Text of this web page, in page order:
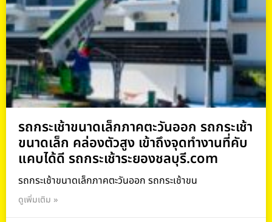
รถกระเช้าขนาดเล็กภาคตะวันออก รถกระเช้า
ขนาดเล็ก คล่องตัวสูง เข้าถึงจุดทำงานที่คับ
แคบได้ดี รถกระเช้าระยองชลบุรี.com
รถกระเช้าขนาดเล็กภาคตะวันออก รถกระเช้าขน
ดูเพิ่มเติม »